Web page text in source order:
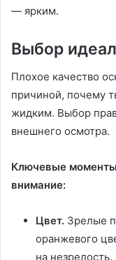
— ярким.
Выбор
Плохое качество
причиной, почему
жидким. Выбор
внешнего осмотра.
Ключевые
внимание:
Цвет. Зрелые
оранжевого
на незрелость.